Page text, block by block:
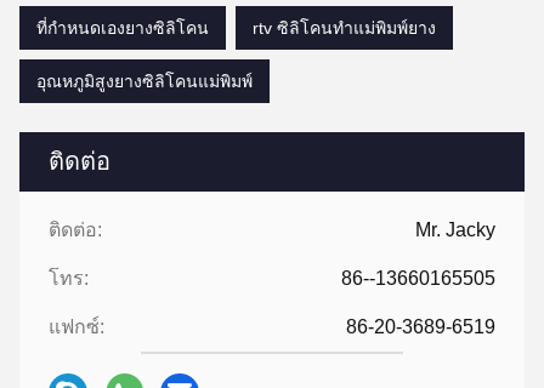
ติดต่อ
ติดต่อ: Mr. Jacky
โทร: 86--13660165505
แฟกซ์: 86-20-3689-6519
ที่กำหนดเองยางซิลิโคน rtv ซิลิโคนทำแม่พิมพ์ยาง
อุณหภูมิสูงยางซิลิโคนแม่พิมพ์